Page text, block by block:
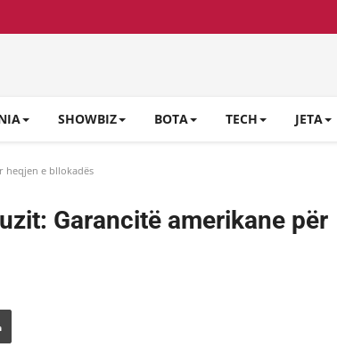
SHOWBIZ BOTA TECH JETA
heqjen e bllokadës
Garancitë amerikane për